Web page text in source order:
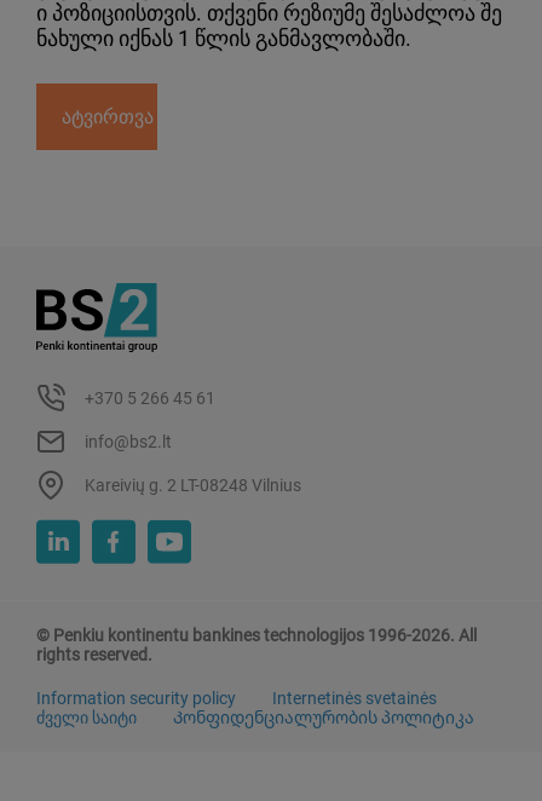
ი პოზიციისთვის. თქვენი რეზიუმე შესაძლოა შე
ნახული იქნას 1 წლის განმავლობაში.
ატვირთვა
+370 5 266 45 61
info@bs2.lt
Kareivių g. 2 LT-08248 Vilnius
© Penkiu kontinentu bankines technologijos 1996-2026. All
rights reserved.
Information security policy
Internetinės svetainės
ძველი საიტი
Კონფიდენციალურობის პოლიტიკა